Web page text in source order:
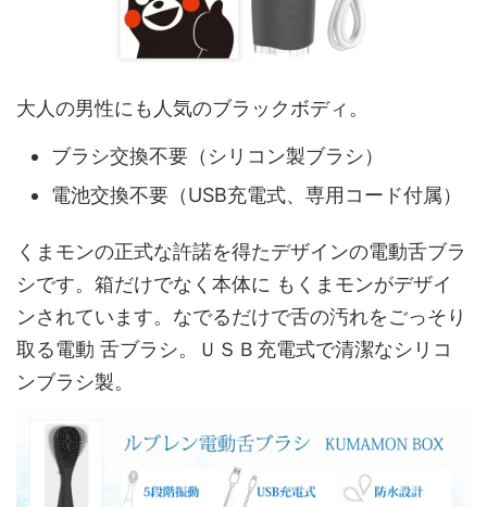
大人の男性にも人気のブラックボディ。
ブラシ交換不要（シリコン製ブラシ）
電池交換不要（USB充電式、専用コード付属）
くまモンの正式な許諾を得たデザインの電動舌ブラ
シです。箱だけでなく本体に もくまモンがデザイ
ンされています。なでるだけで舌の汚れをごっそり
取る電動 舌ブラシ。ＵＳＢ充電式で清潔なシリコ
ンブラシ製。